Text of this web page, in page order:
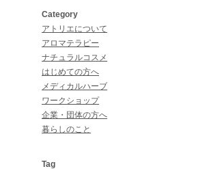
Category
アトリエについて
アロマテラピー
ナチュラルコスメ
はじめての方へ
メディカルハーブ
ワークショップ
企業・団体の方へ
暮らしのこと
Tag